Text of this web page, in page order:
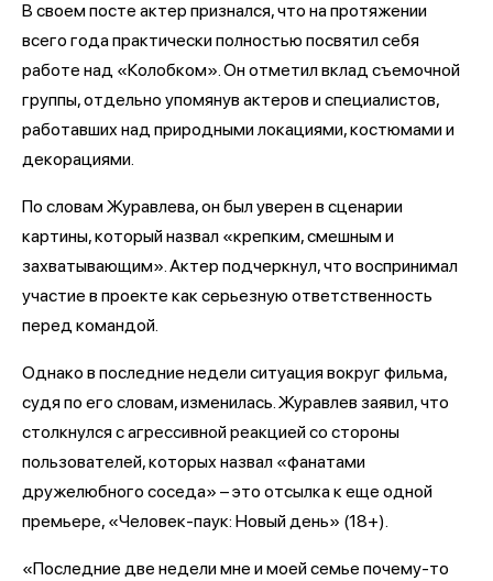
В своем посте актер признался, что на протяжении
всего года практически полностью посвятил себя
работе над «Колобком». Он отметил вклад съемочной
группы, отдельно упомянув актеров и специалистов,
работавших над природными локациями, костюмами и
декорациями.
По словам Журавлева, он был уверен в сценарии
картины, который назвал «крепким, смешным и
захватывающим». Актер подчеркнул, что воспринимал
участие в проекте как серьезную ответственность
перед командой.
Однако в последние недели ситуация вокруг фильма,
судя по его словам, изменилась. Журавлев заявил, что
столкнулся с агрессивной реакцией со стороны
пользователей, которых назвал «фанатами
дружелюбного соседа» – это отсылка к еще одной
премьере, «Человек-паук: Новый день» (18+).
«Последние две недели мне и моей семье почему-то